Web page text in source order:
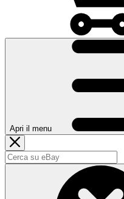
Apri il menu